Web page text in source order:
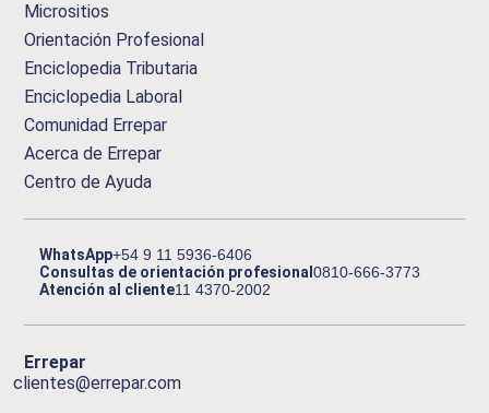
Micrositios
Orientación Profesional
Enciclopedia Tributaria
Enciclopedia Laboral
Comunidad Errepar
Acerca de Errepar
Centro de Ayuda
WhatsApp+54 9 11 5936-6406
Consultas de orientación profesional0810-666-3773
Atención al cliente11 4370-2002
Errepar
clientes@errepar.com